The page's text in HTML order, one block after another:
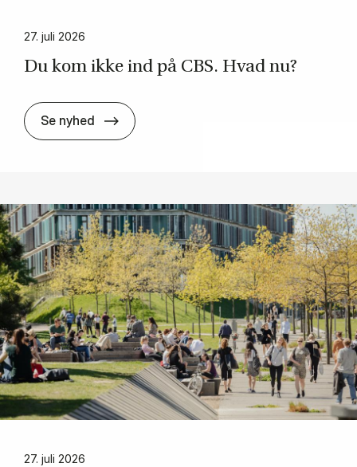
27. juli 2026
Du kom ikke ind på CBS. Hvad nu?
Se nyhed Du kom ikke ind på CBS. Hvad nu?
27. juli 2026